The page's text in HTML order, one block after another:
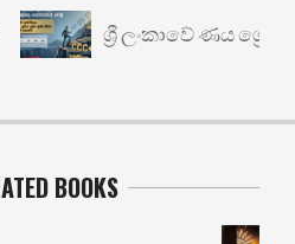
ශ්‍රී ලංකාවේ ණය ශ්‍රේණිගත
BOOKS